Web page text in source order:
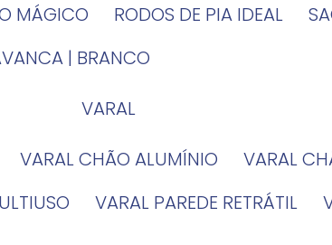
MÁGICO RODOS DE PIA IDEAL
| BRANCO
VARAL
VARAL CHÃO ALUMÍNIO VARAL
VARAL PAREDE RETRÁTIL